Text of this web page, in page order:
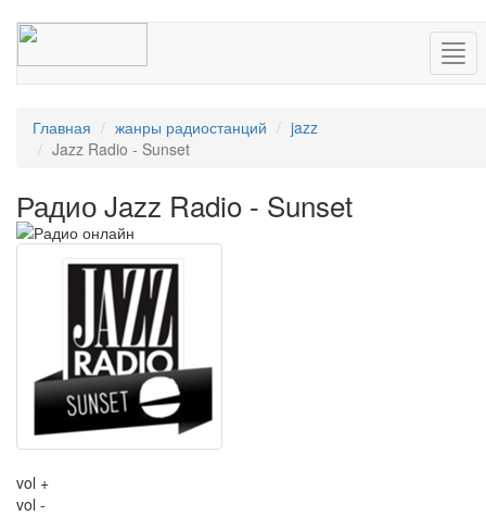
Главная жанры радиостанций
jazz
Jazz Radio - Sunset
Радио Jazz Radio - Sunset
vol +
vol -